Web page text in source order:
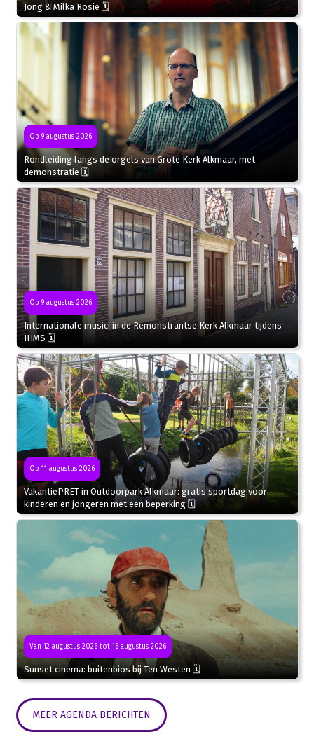
Jong & Milka Rosie 🗓
Op 9 augustus 2026
Rondleiding langs de orgels van Grote Kerk Alkmaar, met
demonstratie 🗓
Op 9 augustus 2026
Internationale musici in de Remonstrantse Kerk Alkmaar tijdens
IHMS 🗓
Op 11 augustus 2026
VakantiePRET in Outdoorpark Alkmaar: gratis sportdag voor
kinderen en jongeren met een beperking 🗓
Van 12 augustus 2026 tot 16 augustus 2026
Sunset cinema: buitenbios bij Ten Westen 🗓
MEER AGENDA BERICHTEN